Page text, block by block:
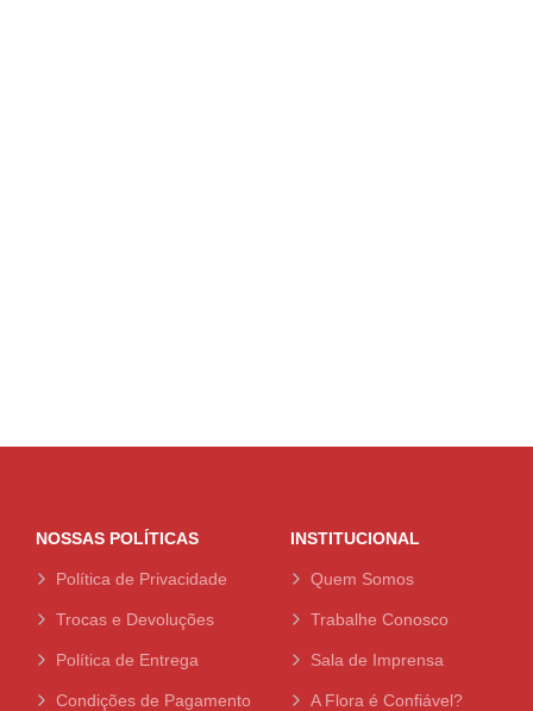
NOSSAS POLÍTICAS
Política de Privacidade
Trocas e Devoluções
Política de Entrega
Condições de Pagamento
INSTITUCIONAL
Quem Somos
Trabalhe Conosco
Sala de Imprensa
A Flora é Confiável?